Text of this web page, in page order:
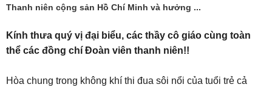
Thanh niên cộng sản Hồ Chí Minh và hưởng ...
Kính thưa quý vị đại biểu, các thầy cô giáo cùng toàn
thể các đồng chí Đoàn viên thanh niên!!
Hòa chung trong không khí thi đua sôi nổi của tuổi trẻ cả